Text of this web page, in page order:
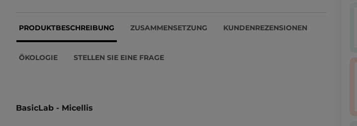
PRODUKTBESCHREIBUNG ZUSAMMENSETZUNG KUNDENREZENSIONEN
ÖKOLOGIE STELLEN SIE EINE FRAGE
BasicLab - Micellis